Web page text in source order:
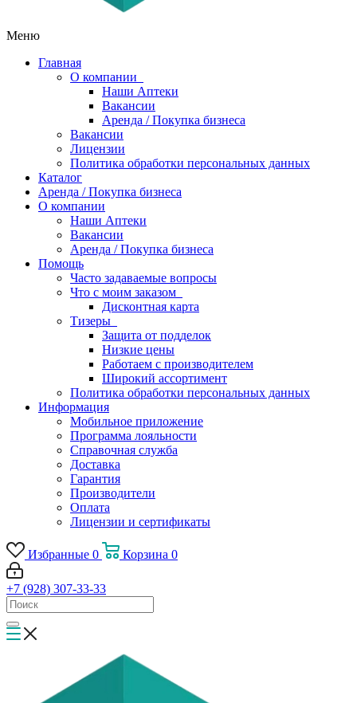
Меню
Главная
О компании
Наши Аптеки
Вакансии
Аренда / Покупка бизнеса
Вакансии
Лицензии
Политика обработки персональных данных
Каталог
Аренда / Покупка бизнеса
О компании
Наши Аптеки
Вакансии
Аренда / Покупка бизнеса
Помощь
Часто задаваемые вопросы
Что с моим заказом
Дисконтная карта
Тизеры
Защита от подделок
Низкие цены
Работаем с производителем
Широкий ассортимент
Политика обработки персональных данных
Информация
Мобильное приложение
Программа лояльности
Справочная служба
Доставка
Гарантия
Производители
Оплата
Лицензии и сертификаты
Избранные 0 Корзина 0
+7 (928) 307-33-33